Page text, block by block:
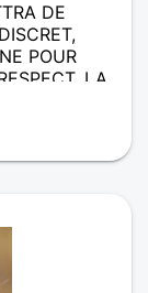
DE
POUR
LA
!!!!